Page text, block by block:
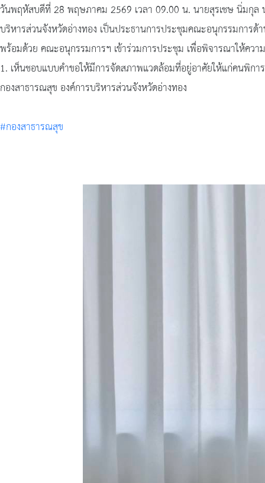
วันพฤหัสบดีที่ 28 พฤษภาคม 2569 เวลา 09.00 น. นายสุรเชษ นิ่มกุล
บริหารส่วนจังหวัดอ่างทอง เป็นประธานการประชุมคณะอนุกรรมกา
พร้อมด้วย คณะอนุกรรมการฯ เข้าร่วมการประชุม เพื่อพิจารณาให้ควา
1. เห็นชอบแบบคำขอให้มีการจัดสภาพแวดล้อมที่อยู่อาศัยให้แก่คนพิก
กองสาธารณสุข องค์การบริหารส่วนจังหวัดอ่างทอง
#กองสาธารณสุข